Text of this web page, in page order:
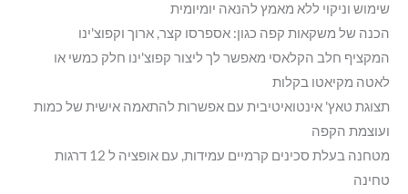
שימוש וניקוי ללא מאמץ להנאה יומיומית
הכנה של משקאות קפה כגון: אספרסו קצר, ארוך וקפוצ'ינו
המקציף חלב הקלאסי מאפשר לך ליצור קפוצ'ינו חלק כמשי או
לאטה מקיאטו בקלות
תצוגת טאץ' אינטואיטיבית עם אפשרות להתאמה אישית של כמות
ועוצמת הקפה
מטחנה בעלת סכינים קרמיים עמידות, עם אופציה ל 12 דרגות
טחינה